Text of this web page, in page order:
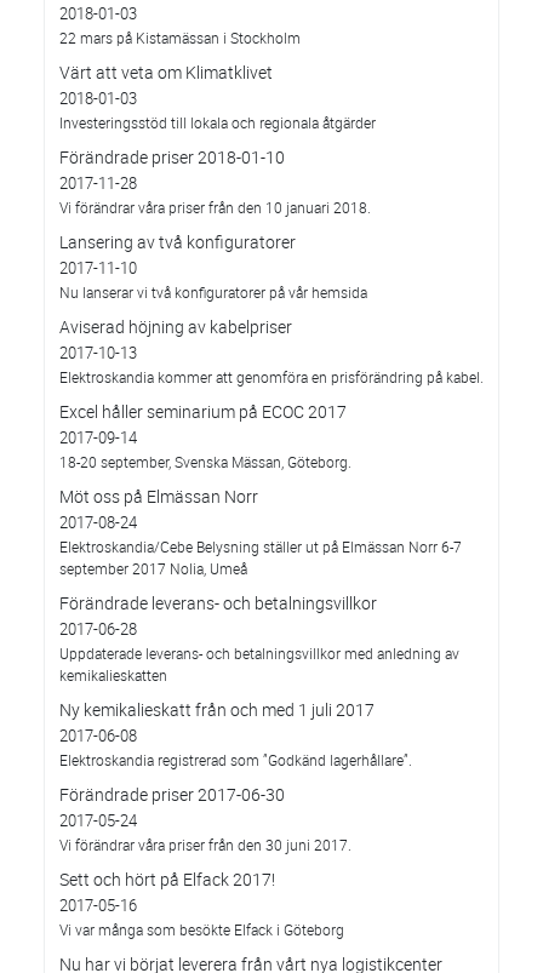
2018-01-03
22 mars på Kistamässan i Stockholm
Värt att veta om Klimatklivet
2018-01-03
Investeringsstöd till lokala och regionala åtgärder
Förändrade priser 2018-01-10
2017-11-28
Vi förändrar våra priser från den 10 januari 2018.
Lansering av två konfiguratorer
2017-11-10
Nu lanserar vi två konfiguratorer på vår hemsida
Aviserad höjning av kabelpriser
2017-10-13
Elektroskandia kommer att genomföra en prisförändring på kabel.
Excel håller seminarium på ECOC 2017
2017-09-14
18-20 september, Svenska Mässan, Göteborg.
Möt oss på Elmässan Norr
2017-08-24
Elektroskandia/Cebe Belysning ställer ut på Elmässan Norr 6-7
september 2017 Nolia, Umeå
Förändrade leverans- och betalningsvillkor
2017-06-28
Uppdaterade leverans- och betalningsvillkor med anledning av
kemikalieskatten
Ny kemikalieskatt från och med 1 juli 2017
2017-06-08
Elektroskandia registrerad som ”Godkänd lagerhållare”.
Förändrade priser 2017-06-30
2017-05-24
Vi förändrar våra priser från den 30 juni 2017.
Sett och hört på Elfack 2017!
2017-05-16
Vi var många som besökte Elfack i Göteborg
Nu har vi börjat leverera från vårt nya logistikcenter